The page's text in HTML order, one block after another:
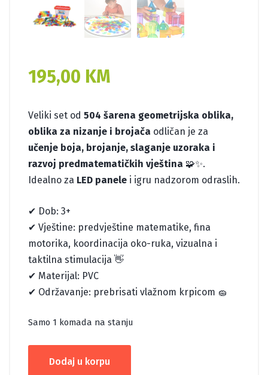
195,00 KM
Veliki set od 504 šarena geometrijska oblika,
oblika za nizanje i brojača odličan je za
učenje boja, brojanje, slaganje uzoraka i
razvoj predmatematičkih vještina 🧩✨.
Idealno za LED panele i igru nadzorom odraslih.
✔ Dob: 3+
✔ Vještine: predvještine matematike, fina
motorika, koordinacija oko-ruka, vizualna i
taktilna stimulacija 👋
✔ Materijal: PVC
✔ Održavanje: prebrisati vlažnom krpicom 🧽
Samo 1 komada na stanju
OBLICI
Dodaj u korpu